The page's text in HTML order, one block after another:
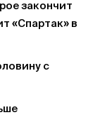
закончит
«Спартак» в
с